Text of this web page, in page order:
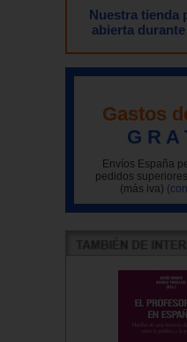
Nuestra tienda
abierta
Gastos
G R A
Envíos España
pedidos
(más iva)